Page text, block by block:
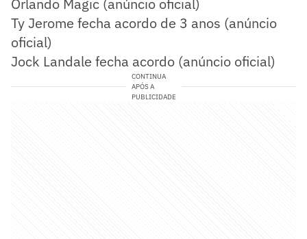
Ty Jerome fecha acordo de 3 anos (anúncio
oficial)
Jock Landale fecha acordo (anúncio oficial)
CONTINUA
APÓS A
PUBLICIDADE